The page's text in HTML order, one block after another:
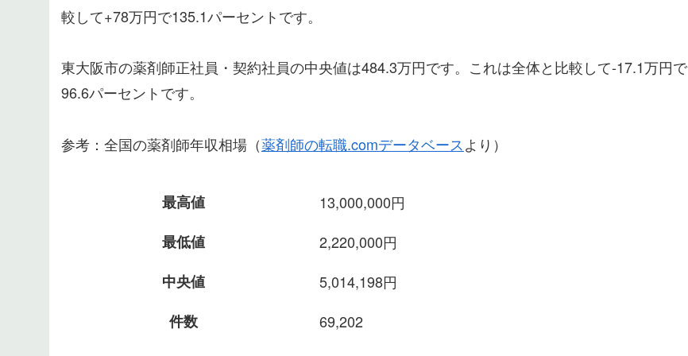
較して+78万円で135.1パーセントです。
東大阪市の薬剤師正社員・契約社員の中央値は484.3万円です。これは全体と比較して-17.1万円で
96.6パーセントです。
参考：全国の薬剤師年収相場（薬剤師の転職.comデータベースより）
最高値
13,000,000円
最低値
2,220,000円
中央値
5,014,198円
件数
69,202